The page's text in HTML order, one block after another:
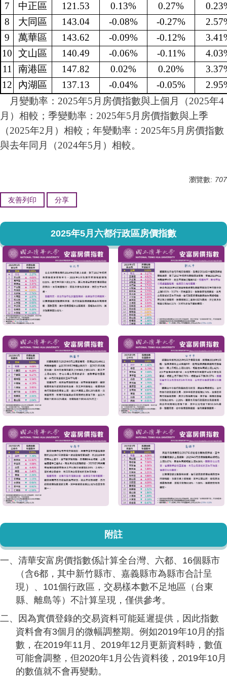
7
中正區 121.53 0.13% 0.27%
8
大同區 143.04 -0.08% -0.27%
9
萬華區 143.62 -0.09% -0.12%
10
文山區 140.49 -0.06% -0.11%
11
南港區 147.82 0.02% 0.20%
12
內湖區 137.13 -0.04% -0.05%
月變動率：2025年5月房價指數與上個月（2025年4
月）相較；季變動率：2025年5月房價指數與上季
（2025年2月）相較；年變動率：2025年5月房價指數
與去年同月（2024年5月）相較。
瀏覽數: 707
友善列印 分享
2025年5月六都行政區房價指數
附註
一、清華安富房價指數係計算全台灣、六都、16個縣市
（含6都，其中新竹縣市、嘉義縣市為縣市合計呈
現）、101個行政區，交易樣本數不足地區（台東
縣、離島等）不計算呈現，僅供參考。
二、因為實價登錄的交易資料可能延遲提供，因此指數
資料會有3個月的微幅調整期。例如2019年10月的指
數，在2019年11月、2019年12月更新資料時，數值
可能會調整，但2020年1月公告資料後，2019年10月
的數值就不會再變動。